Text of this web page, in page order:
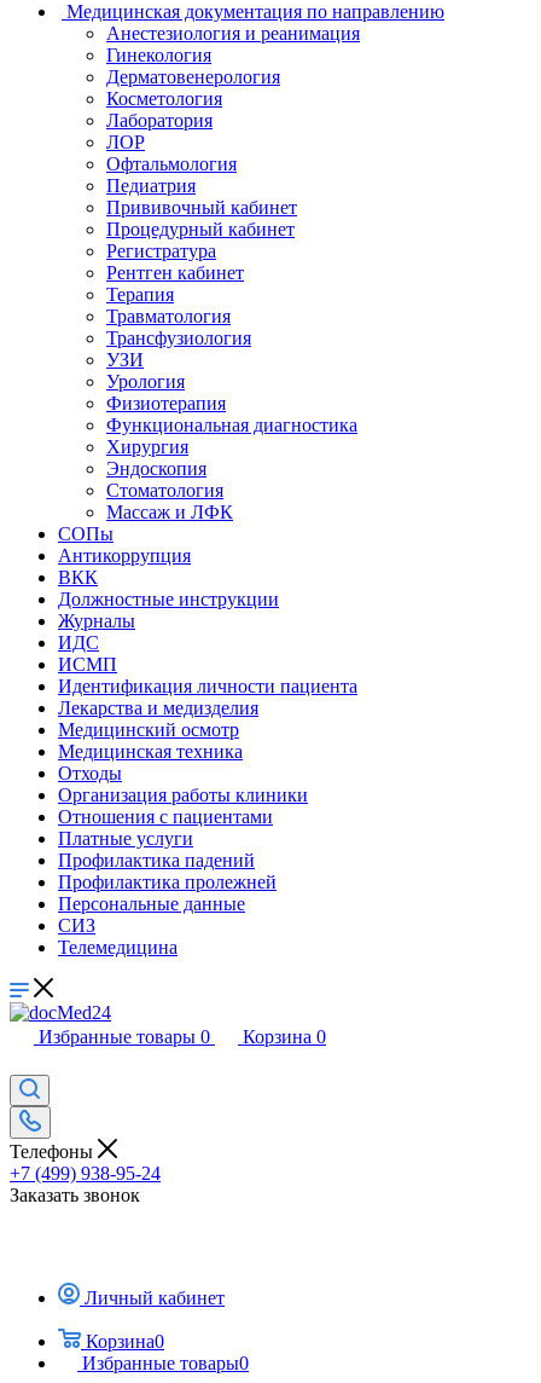
Медицинская документация по направлению
Анестезиология и реанимация
Гинекология
Дерматовенерология
Косметология
Лаборатория
ЛОР
Офтальмология
Педиатрия
Прививочный кабинет
Процедурный кабинет
Регистратура
Рентген кабинет
Терапия
Травматология
Трансфузиология
УЗИ
Урология
Физиотерапия
Функциональная диагностика
Хирургия
Эндоскопия
Стоматология
Массаж и ЛФК
СОПы
Антикоррупция
ВКК
Должностные инструкции
Журналы
ИДС
ИСМП
Идентификация личности пациента
Лекарства и медизделия
Медицинский осмотр
Медицинская техника
Отходы
Организация работы клиники
Отношения с пациентами
Платные услуги
Профилактика падений
Профилактика пролежней
Персональные данные
СИЗ
Телемедицина
Избранные товары 0 Корзина 0
Телефоны
+7 (499) 938-95-24
Заказать звонок
Личный кабинет
Корзина0
Избранные товары0